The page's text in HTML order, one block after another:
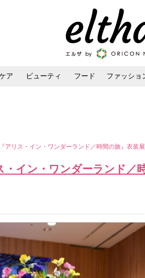
ア ビューティ フード ファッショ
リス・イン・ワンダーランド／時間の旅』衣装展
イン・ワンダーランド／